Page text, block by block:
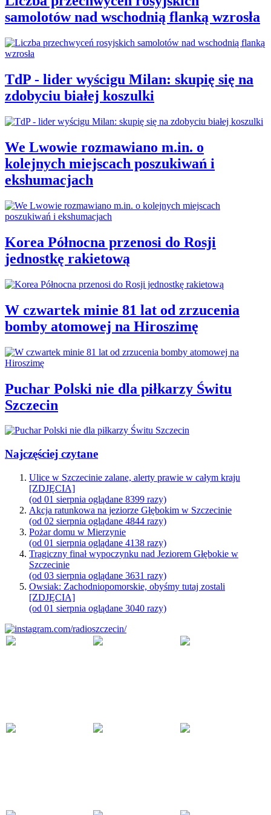
samolotów nad wschodnią flanką wzrosła
TdP - lider wyścigu Milan: skupię się na
zdobyciu białej koszulki
We Lwowie rozmawiano m.in. o
kolejnych miejscach poszukiwań i
ekshumacjach
Korea Północna przenosi do Rosji
jednostkę rakietową
W czwartek minie 81 lat od zrzucenia
bomby atomowej na Hiroszimę
Puchar Polski nie dla piłkarzy Świtu
Szczecin
Najczęściej czytane
Ulice w Szczecinie zalane, alerty prawie w całym kraju
[ZDJĘCIA]
(od 01 sierpnia oglądane 8399 razy)
Akcja ratunkowa na jeziorze Głębokim w Szczecinie
(od 02 sierpnia oglądane 4844 razy)
Pożar domu w Mierzynie
(od 01 sierpnia oglądane 4138 razy)
Tragiczny finał wypoczynku nad Jeziorem Głębokie w
Szczecinie
(od 03 sierpnia oglądane 3631 razy)
Owsiak: Zachodniopomorskie, obyśmy tutaj zostali
[ZDJĘCIA]
(od 01 sierpnia oglądane 3040 razy)